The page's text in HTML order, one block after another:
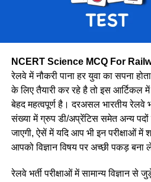
वे कहती है कि उनके इस काम को लेकर कई
लोगों की बातों पर ध्यान नहीं देती है और
नीलम मानती है कि महिलाओ को हर क्षेत्र
पुरुष से बेहतर काम कर सकती है।
18383
उत्तर
38967
उत्तर पश्चिमी
15207
दक्षिण मध्य
16947
दक्षिण पूर्व मध्य
8025
दक्षिण पूर्व
17661
दक्षिण
22357
NCERT Science MCQ For
रेलवे में नौकरी पाना हर युवा का सपना
के लिए तैयारी कर रहे है तो इस आर्टिकल
बेहद महत्वपूर्ण है। दरअसल भारतीय रेलवे
संख्या में ग्रुप डी/अप्रेंटिस समेत अन्य पदों
जाएगी, ऐसें में यदि आप भी इन परीक्षाओं में
आपको विज्ञान विषय पर अच्छी पकड़ बना
रेलवे भर्ती परीक्षाओं में सामान्य विज्ञान